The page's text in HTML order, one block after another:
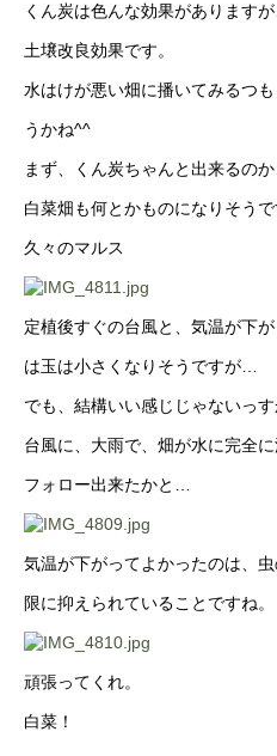
くん炭は色んな効果があります
土壌改良効果です。
水はけが悪い畑に播いてみるつ
うかね^^
まず、くん炭ちゃんと出来るのか
白菜畑も何とかものになりそうで
久々のマルス
定植後すぐの台風と、気温が下
は玉は小さくなりそうですが…
でも、結構いい感じじゃないっ
台風に、大雨で、畑が水に完全
フォロー出来たかと…
気温が下がってよかったのは、
限に抑えられていることですね。
頑張ってくれ。
白菜！